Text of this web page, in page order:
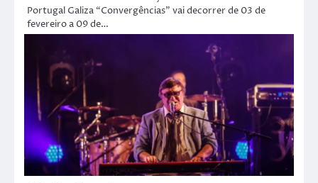
Portugal Galiza “Convergências” vai decorrer de 03 de
fevereiro a 09 de…